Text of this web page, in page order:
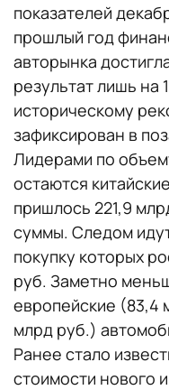
показателей
прошлый год
авторынка
результат лишь на
историческому
зафиксирован в
Лидерами по
остаются
пришлось 221,9
суммы. Следом
покупку которых
руб. Заметно
европейские (83,4
млрд руб.)
Ранее стало
стоимости нового